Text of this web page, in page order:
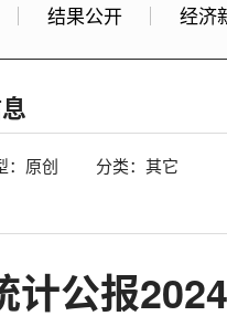
结果公开 经济
：原创
分类：其它
计公报2024